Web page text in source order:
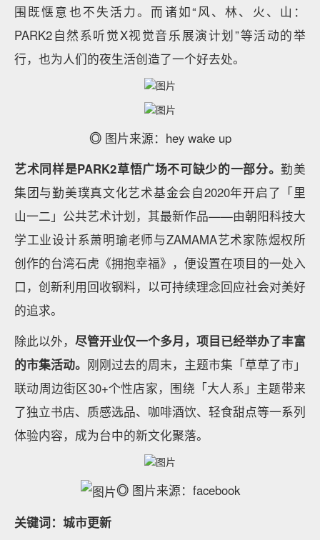
围既惬意也不失活力。而诸如“风、林、火、山：
PARK2自然系听觉X视觉音乐展演计划”等活动的举
行，也为人们的夜生活创造了一个好去处。
◎ 图片来源：hey wake up
艺术同样是PARK2草悟广场不可缺少的一部分。勤美
集团与勤美璞真文化艺术基金会自2020年开启了「里
山一二」公共艺术计划，其最新作品——由朝阳科技大
学工业设计系萧明瑜老师与ZAMAMA艺术家陈煜权所
创作的台湾石虎《拥抱幸福》，便设置在项目的一处入
口，创新利用回收钢料，以可持续理念回应社会对美好
的追求。
除此以外， 尽管开业仅一个多月，项目已经举办了丰富
的市集活动。 刚刚过去的周末，主题市集「草草了市」
联动周边街区30+个性店家，围绕「大人系」主题带来
了独立书店、质感选品、咖啡酒饮、轻食甜点等一系列
体验内容，成为台中的新文化聚落。
◎ 图片来源：facebook
关键词：城市更新